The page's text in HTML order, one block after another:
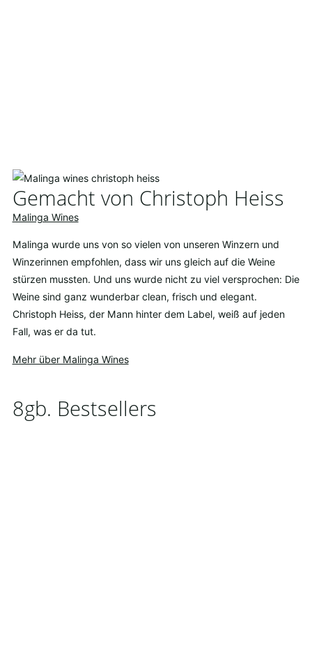
Gemacht von Christoph Heiss
Malinga Wines
Malinga wurde uns von so vielen von unseren Winzern und
Winzerinnen empfohlen, dass wir uns gleich auf die Weine
stürzen mussten. Und uns wurde nicht zu viel versprochen: Die
Weine sind ganz wunderbar clean, frisch und elegant.
Christoph Heiss, der Mann hinter dem Label, weiß auf jeden
Fall, was er da tut.
Mehr über Malinga Wines
8gb. Bestsellers